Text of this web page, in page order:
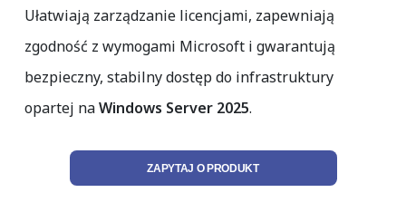
Ułatwiają zarządzanie licencjami, zapewniają
zgodność z wymogami Microsoft i gwarantują
bezpieczny, stabilny dostęp do infrastruktury
opartej naWindows Server 2025.
ZAPYTAJ O PRODUKT